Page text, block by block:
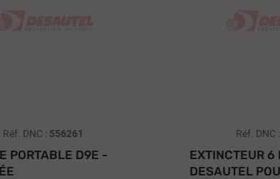
Réf. DNC : 556261
PORTABLE D9E -
Réf. DNC :
EXTINCTEUR 6
DESAUTEL